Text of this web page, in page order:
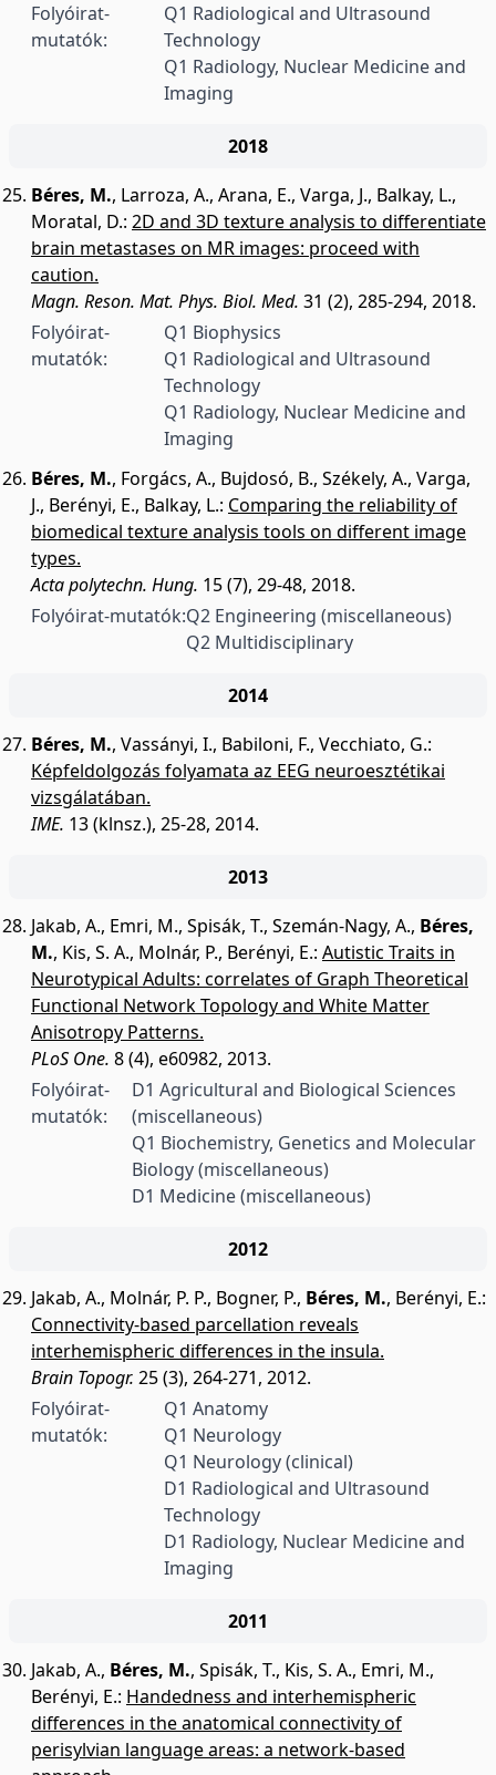
Folyóirat-
mutatók:
Q1 Radiological and Ultrasound
Technology
Q1 Radiology, Nuclear Medicine and
Imaging
2018
Béres, M., Larroza, A., Arana, E., Varga, J., Balkay, L.,
Moratal, D.: 2D and 3D texture analysis to differentiate
brain metastases on MR images: proceed with
caution.
Magn. Reson. Mat. Phys. Biol. Med. 31 (2), 285-294, 2018.
Folyóirat-
mutatók:
Q1 Biophysics
Q1 Radiological and Ultrasound
Technology
Q1 Radiology, Nuclear Medicine and
Imaging
Béres, M., Forgács, A., Bujdosó, B., Székely, A., Varga,
J., Berényi, E., Balkay, L.: Comparing the reliability of
biomedical texture analysis tools on different image
types.
Acta polytechn. Hung. 15 (7), 29-48, 2018.
Folyóirat-mutatók:Q2 Engineering (miscellaneous)
Q2 Multidisciplinary
2014
Béres, M., Vassányi, I., Babiloni, F., Vecchiato, G.:
Képfeldolgozás folyamata az EEG neuroesztétikai
vizsgálatában.
IME. 13 (klnsz.), 25-28, 2014.
2013
Jakab, A., Emri, M., Spisák, T., Szemán-Nagy, A., Béres,
M., Kis, S. A., Molnár, P., Berényi, E.: Autistic Traits in
Neurotypical Adults: correlates of Graph Theoretical
Functional Network Topology and White Matter
Anisotropy Patterns.
PLoS One. 8 (4), e60982, 2013.
Folyóirat-
mutatók:
D1 Agricultural and Biological Sciences
(miscellaneous)
Q1 Biochemistry, Genetics and Molecular
Biology (miscellaneous)
D1 Medicine (miscellaneous)
2012
Jakab, A., Molnár, P. P., Bogner, P., Béres, M., Berényi, E.:
Connectivity-based parcellation reveals
interhemispheric differences in the insula.
Brain Topogr. 25 (3), 264-271, 2012.
Folyóirat-
mutatók:
Q1 Anatomy
Q1 Neurology
Q1 Neurology (clinical)
D1 Radiological and Ultrasound
Technology
D1 Radiology, Nuclear Medicine and
Imaging
2011
Jakab, A., Béres, M., Spisák, T., Kis, S. A., Emri, M.,
Berényi, E.: Handedness and interhemispheric
differences in the anatomical connectivity of
perisylvian language areas: a network-based